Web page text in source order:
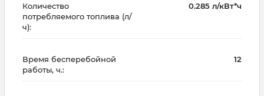
Количество
потребляемого топлива (л/
ч):
0.285 л/кВт*ч
Время бесперебойной
работы, ч.:
12